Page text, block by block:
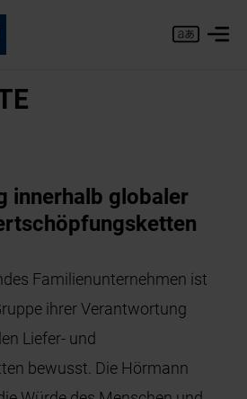
innerhalb globaler
Familienunternehmen ist
ihrer Verantwortung
Liefer- und
bewusst. Die Hörmann